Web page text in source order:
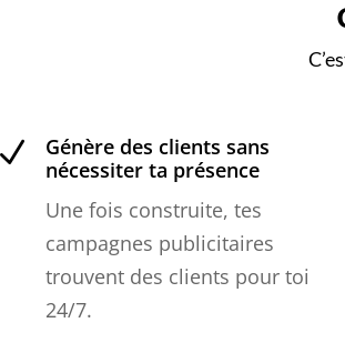
N
Génère des clients sans
nécessiter ta présence
Une fois construite, tes
campagnes publicitaires
trouvent des clients pour toi
24/7.